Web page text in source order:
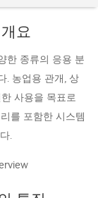
요
한 종류의 응용 분
. 농업용 관개, 상
사용을 목표로
를 포함한 시스템
.